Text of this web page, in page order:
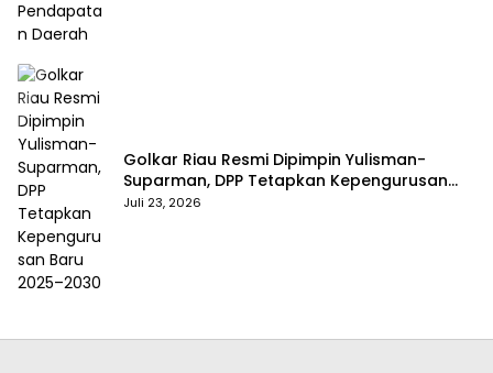
Golkar Riau Resmi Dipimpin Yulisman-
Suparman, DPP Tetapkan Kepengurusan
Baru 2025–2030
Juli 23, 2026